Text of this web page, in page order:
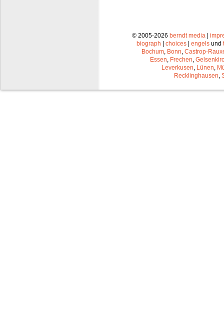
© 2005-2026 berndt media|
biograph
choices engels und
Bochum, Bonn, Castrop-
Essen, Frechen,
Leverkusen, Lünen,
Recklinghausen,